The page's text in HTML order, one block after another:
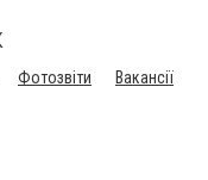
Фотозвіти Вакансії